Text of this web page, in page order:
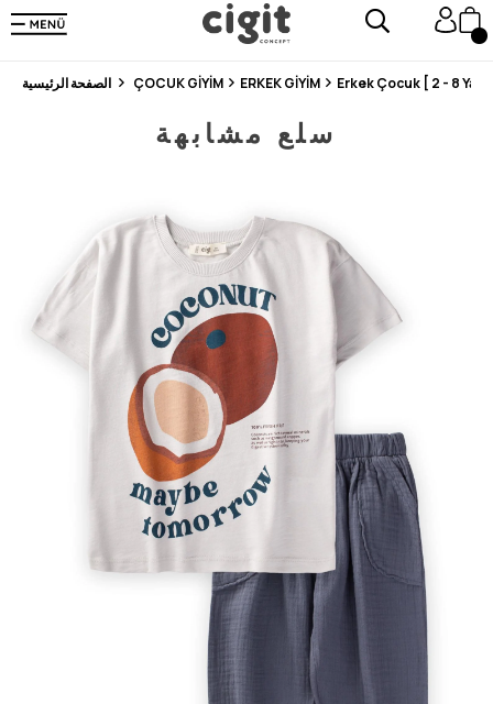
En Uygun Fiyat Garantisi !
300₺ ve Üzeri Alışverişlerde Kargo Ücretsiz !
Koşulsuz Şartsız İade İmkanı
ÇOCUK GİYİM ERKEK GİYİM Erkek Çocuk [ 2 - 8 Yaş ]
سلع مشابهة